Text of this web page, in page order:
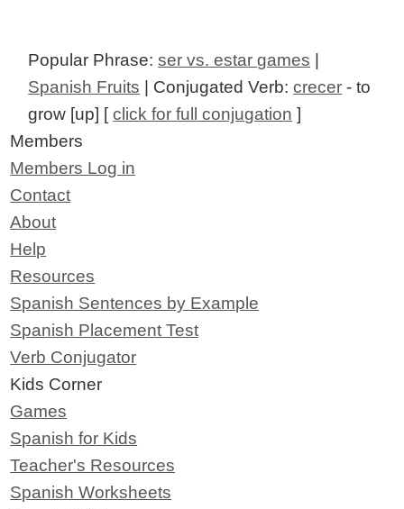
Popular Phrase:ser vs. estar games
Spanish Fruits | Conjugated Verb:crecer - to
grow [up] [click for full conjugation ]
Members
Members Log in
Contact
About
Help
Resources
Spanish Sentences by Example
Spanish Placement Test
Verb Conjugator
Kids Corner
Games
Spanish for Kids
Teacher's Resources
Spanish Worksheets